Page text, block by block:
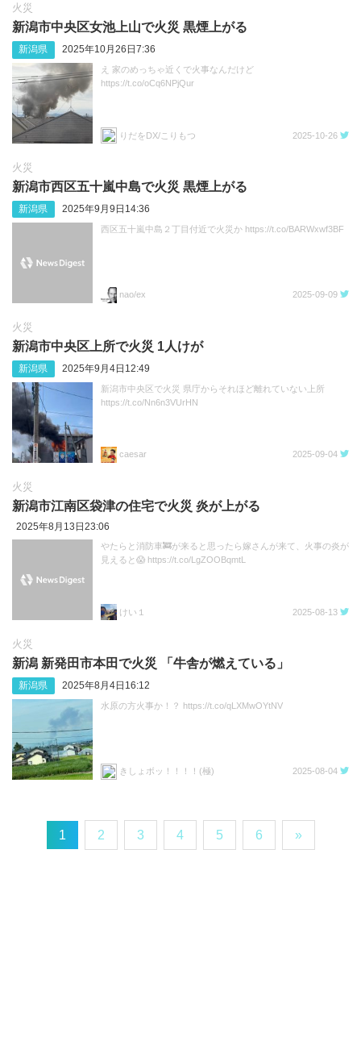
火災
新潟市中央区女池上山で火災 黒煙上がる
新潟県 2025年10月26日7:36
え 家のめっちゃ近くで火事なんだけど
https://t.co/oCq6NPjQur
りだをDX/こりもつ 2025-10-26
火災
新潟市西区五十嵐中島で火災 黒煙上がる
新潟県 2025年9月9日14:36
西区五十嵐中島２丁目付近で火災か https://t.co/BARWxwf3BF
nao/ex 2025-09-09
火災
新潟市中央区上所で火災 1人けが
新潟県 2025年9月4日12:49
新潟市中央区で火災 県庁からそれほど離れていない上所
https://t.co/Nn6n3VUrHN
caesar 2025-09-04
火災
新潟市江南区袋津の住宅で火災 炎が上がる
2025年8月13日23:06
やたらと消防車🚒が来ると思ったら嫁さんが来て、火事の炎が
見えると😱 https://t.co/LgZOOBqmtL
けい１ 2025-08-13
火災
新潟 新発田市本田で火災 「牛舎が燃えている」
新潟県 2025年8月4日16:12
水原の方火事か！？ https://t.co/qLXMwOYtNV
きしょボッ！！！！(極) 2025-08-04
1 2 3 4 5 6 »